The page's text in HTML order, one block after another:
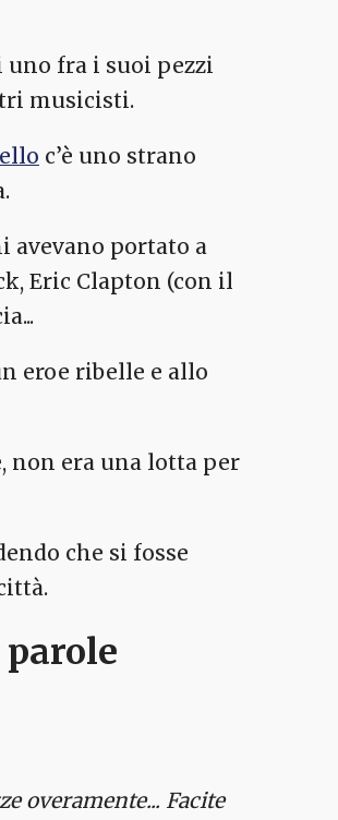
uno fra i suoi pezzi
musicisti.
c’è uno strano
avevano portato a
Eric Clapton (con il
eroe ribelle e allo
non era una lotta per
che si fosse
overamente... Facite